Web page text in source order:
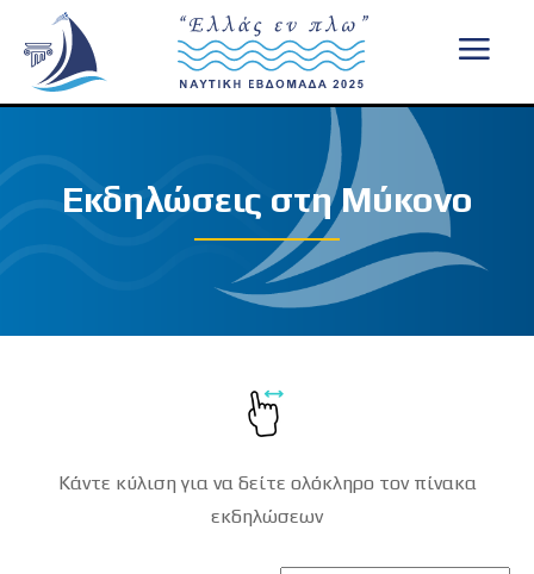
Εκδηλώσεις στη Μύκονο
Κάντε κύλιση για να δείτε ολόκληρο τον πίνακα
εκδηλώσεων